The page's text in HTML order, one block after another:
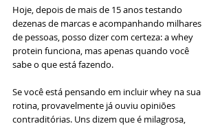
Hoje, depois de mais de 15 anos testando
dezenas de marcas e acompanhando milhares
de pessoas, posso dizer com certeza: a whey
protein funciona, mas apenas quando você
sabe o que está fazendo.
Se você está pensando em incluir whey na sua
rotina, provavelmente já ouviu opiniões
contraditórias. Uns dizem que é milagrosa,